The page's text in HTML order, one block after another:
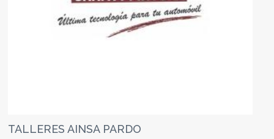
TALLERES AINSA PARDO